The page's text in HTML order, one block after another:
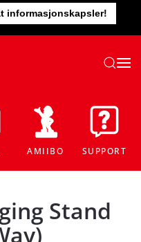
informasjonskapsler!
AMIIBO SUPPORT
Stand